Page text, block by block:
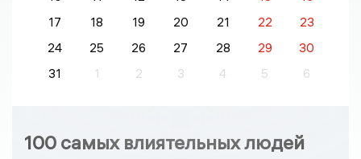
17
18 19 20 21 22
23
24
25 26 27 28 29
30
31
1 2 3 4 5 6
100 самых влиятельных людей